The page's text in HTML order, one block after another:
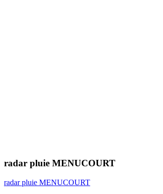
radar pluie MENUCOURT
radar pluie MENUCOURT